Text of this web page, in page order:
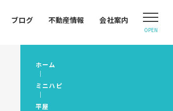
ブログ 不動産情報 会社案内
OPEN
ホーム
ミニハピ
平屋